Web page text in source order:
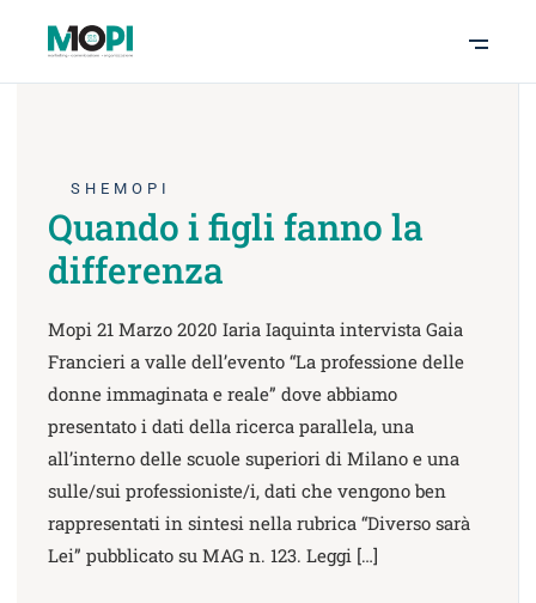
SHEMOPI
Quando i figli fanno la
differenza
Mopi 21 Marzo 2020 Iaria Iaquinta intervista Gaia
Francieri a valle dell’evento “La professione delle
donne immaginata e reale” dove abbiamo
presentato i dati della ricerca parallela, una
all’interno delle scuole superiori di Milano e una
sulle/sui professioniste/i, dati che vengono ben
rappresentati in sintesi nella rubrica “Diverso sarà
Lei” pubblicato su MAG n. 123. Leggi […]